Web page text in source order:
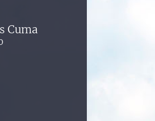
Cuma